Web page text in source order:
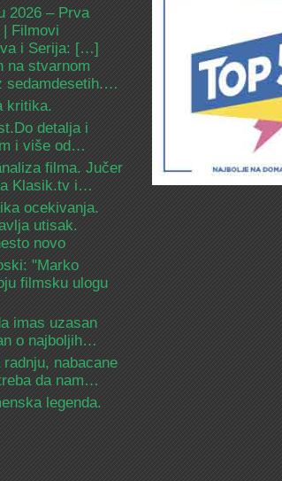
2026 – Prva
| Filmovi
i Serija: […]
na stvarnom
sedamdesetih.…
kritika.
detalja i
i više od…
filma. Jučer
Klasik.tv i…
ocekivanja.
utisak.
novo
"Marko
filmsku ulogu
imas uzasan
o najboljih…
nabacane
da nam…
legenda.